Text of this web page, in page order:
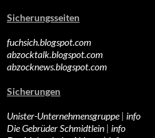
Sicherungsseiten
fuchsich.blogspot.com
abzocktalk.blogspot.com
abzocknews.blogspot.com
Sicherungen
Unister-Unternehmensgruppe| info
Die Gebrüder Schmidtlein | info